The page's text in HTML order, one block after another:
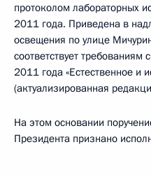
протоколом лабораторных
2011 года. Приведена в
освещения по улице
соответствует
2011 года «Естественное и
(актуализированная
На этом основании
Президента признано